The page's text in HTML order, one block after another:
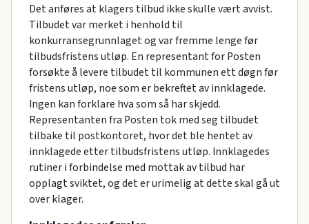
Det anføres at klagers tilbud ikke skulle vært avvist.
Tilbudet var merket i henhold til
konkurransegrunnlaget og var fremme lenge før
tilbudsfristens utløp. En representant for Posten
forsøkte å levere tilbudet til kommunen ett døgn før
fristens utløp, noe som er bekreftet av innklagede.
Ingen kan forklare hva som så har skjedd.
Representanten fra Posten tok med seg tilbudet
tilbake til postkontoret, hvor det ble hentet av
innklagede etter tilbudsfristens utløp. Innklagedes
rutiner i forbindelse med mottak av tilbud har
opplagt sviktet, og det er urimelig at dette skal gå ut
over klager.